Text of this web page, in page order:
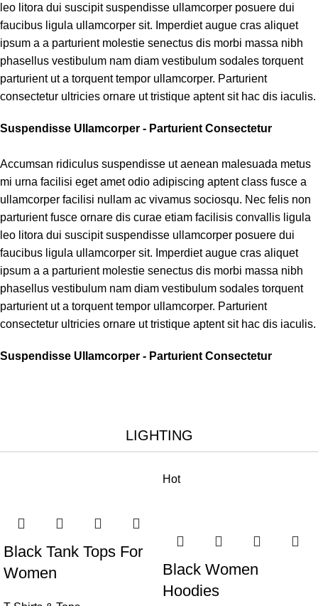
leo litora dui suscipit suspendisse ullamcorper posuere dui
faucibus ligula ullamcorper sit. Imperdiet augue cras aliquet
ipsum a a parturient molestie senectus dis morbi massa nibh
phasellus vestibulum nam diam vestibulum sodales torquent
parturient ut a torquent tempor ullamcorper. Parturient
consectetur ultricies ornare ut tristique aptent sit hac dis iaculis.
Suspendisse Ullamcorper - Parturient Consectetur
Accumsan ridiculus suspendisse ut aenean malesuada metus
mi urna facilisi eget amet odio adipiscing aptent class fusce a
ullamcorper facilisi nullam ac vivamus sociosqu. Nec felis non
parturient fusce ornare dis curae etiam facilisis convallis ligula
leo litora dui suscipit suspendisse ullamcorper posuere dui
faucibus ligula ullamcorper sit. Imperdiet augue cras aliquet
ipsum a a parturient molestie senectus dis morbi massa nibh
phasellus vestibulum nam diam vestibulum sodales torquent
parturient ut a torquent tempor ullamcorper. Parturient
consectetur ultricies ornare ut tristique aptent sit hac dis iaculis.
Suspendisse Ullamcorper - Parturient Consectetur
LIGHTING
Black Tank Tops For
Women
Hot
Black Women
Hoodies